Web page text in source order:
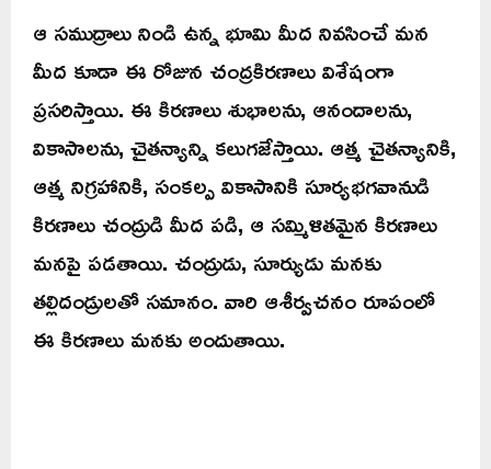
ఆ సముద్రాలు నిండి ఉన్న భూమి మీద నివసించే మన
మీద కూడా ఈ రోజున చంద్రకిరణాలు విశేషంగా
ప్రసరిస్తాయి. ఈ కిరణాలు శుభాలను, ఆనందాలను,
వికాసాలను, చైతన్యాన్ని కలుగజేస్తాయి. ఆత్మ చైతన్యానికి,
ఆత్మ నిగ్రహానికి, సంకల్ప వికాసానికి సూర్యభగవానుడి
కిరణాలు చంద్రుడి మీద పడి, ఆ సమ్మిళితమైన కిరణాలు
మనపై పడతాయి. చంద్రుడు, సూర్యుడు మనకు
తల్లిదండ్రులతో సమానం. వారి ఆశీర్వచనం రూపంలో
ఈ కిరణాలు మనకు అందుతాయి.